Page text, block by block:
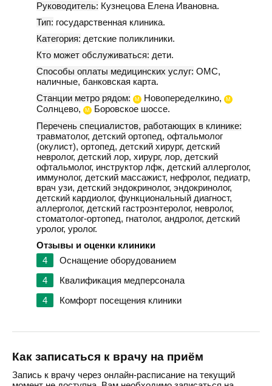
Руководитель: Кузнецова Елена Ивановна.
Тип: государственная клиника.
Категория: детские поликлиники.
Кто может обслуживаться: дети.
Способы оплаты медицинских услуг: ОМС,
наличные, банковская карта.
Станции метро рядом:
М Новопеределкино, М
Солнцево, М
Боровское шоссе.
Перечень специалистов, работающих в клинике:
травматолог, детский ортопед, офтальмолог
(окулист), ортопед, детский хирург, детский
невролог, детский лор, хирург, лор, детский
офтальмолог, инструктор лфк, детский аллерголог,
иммунолог, детский массажист, нефролог, педиатр,
врач узи, детский эндокринолог, эндокринолог,
детский кардиолог, функциональный диагност,
аллерголог, детский гастроэнтеролог, невролог,
стоматолог-ортопед, гнатолог, андролог, детский
уролог, уролог.
Отзывы и оценки клиники
4
Оснащение оборудованием
4
Квалификация медперсонала
4
Комфорт посещения клиники
Как записаться к врачу на приём
Запись к врачу через онлайн-расписание на текущий